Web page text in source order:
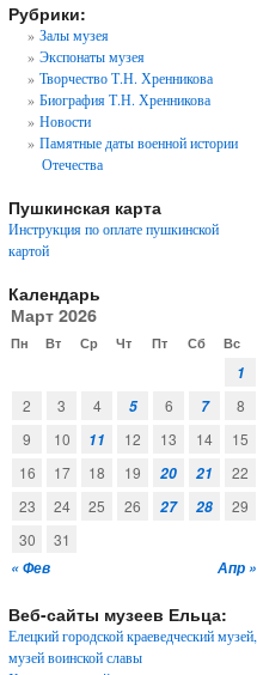
Рубрики:
Залы музея
Экспонаты музея
Творчество Т.Н. Хренникова
Биография Т.Н. Хренникова
Новости
Памятные даты военной истории
Отечества
Пушкинская карта
Инструкция по оплате пушкинской
картой
Календарь
Март 2026
Пн Вт Ср Чт Пт Сб Вс
« Фев Апр »
1
2
3 4 5 6 7
8
9
10 11 12 13 14
15
16
17 18 19 20 21
22
23
24 25 26 27 28
29
30
31
Веб-сайты музеев Ельца:
Елецкий городской краеведческий музей,
музей воинской славы